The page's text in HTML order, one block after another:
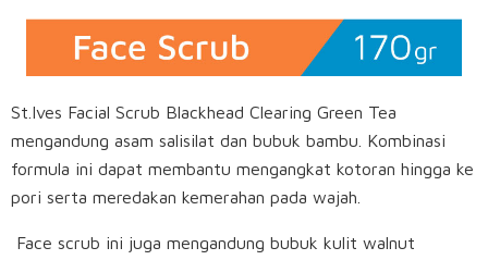
St.Ives Facial Scrub Blackhead Clearing Green Tea
mengandung asam salisilat dan bubuk bambu. Kombinasi
formula ini dapat membantu mengangkat kotoran hingga ke
pori serta meredakan kemerahan pada wajah.
Face scrub ini juga mengandung bubuk kulit walnut